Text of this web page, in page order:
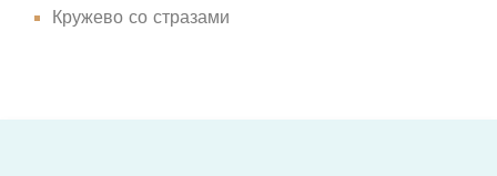
Кружево со стразами